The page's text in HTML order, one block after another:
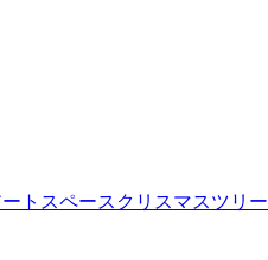
トスペース クリスマスツリー